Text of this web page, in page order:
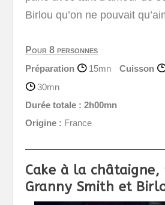
Birlou qu’on ne pouvait
Pour 8 personnes
Préparation
15mn Cuisson
30mn
Durée totale : 2h00mn
Origine : France
Cake à la châtaigne,
Granny Smith et